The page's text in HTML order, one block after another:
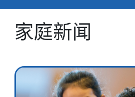
家庭新闻